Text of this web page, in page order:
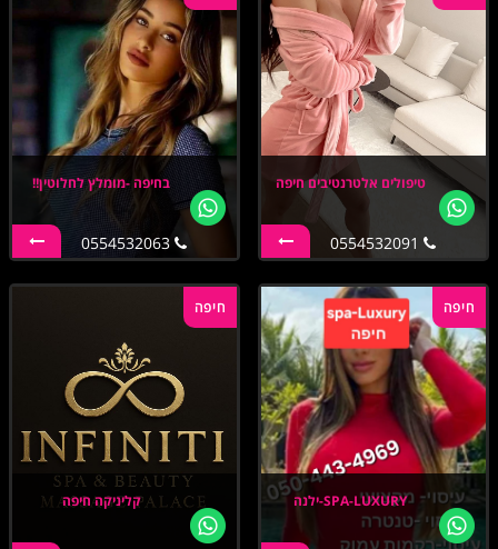
טיפולים אלטרנטיבים חיפה בחיפה -מומלץ לחלוטין!!
0554532063
חיפה
SPA-LUXURY-ילנה
חיפה
קליניקה חיפה